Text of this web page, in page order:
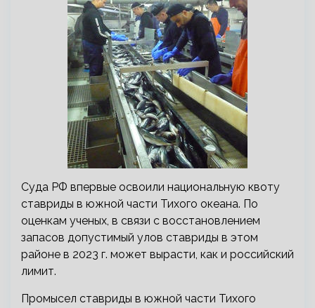
Суда РФ впервые освоили национальную квоту
ставриды в южной части Тихого океана. По
оценкам ученых, в связи с восстановлением
запасов допустимый улов ставриды в этом
районе в 2023 г. может вырасти, как и российский
лимит.
Промысел ставриды в южной части Тихого